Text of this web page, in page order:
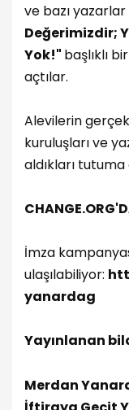
ve bazı yazarlar
Değerimizdir;
Yok!" başlıklı
açtılar.
Alevilerin
kuruluşları ve
aldıkları
İmza
ulaşılabiliyor:
yanardag
Yayınlanan
Merdan